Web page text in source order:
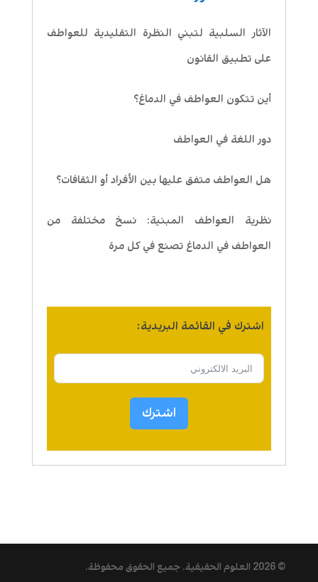
الآثار السلبية لتبني النظرة التقليدية للعواطف
على تطبيق القانون
أين تتكون العواطف في الدماغ؟
دور اللغة في العواطف
هل العواطف متفق عليها بين الأفراد أو الثقافات؟
نظرية العواطف المبنية: نسخ مختلفة من
العواطف في الدماغ تصنع في كل مرة
اشترك في القائمة البريدية:
اشترك
© 2026 العلوم الحقيقية. جميع الحقوق محفوظة.